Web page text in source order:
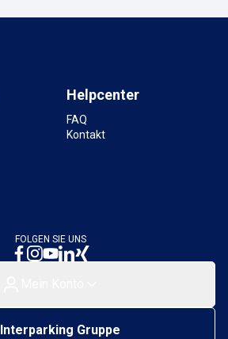
Helpcenter
FAQ
Kontakt
FOLGEN SIE UNS
Interparking Gruppe